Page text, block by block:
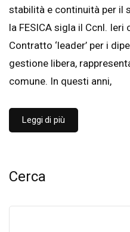
stabilità e continuità per il
la FESICA sigla il Ccnl.
Contratto ‘leader’ per i
gestione libera,
comune. In questi anni,
Leggi di più
Cerca